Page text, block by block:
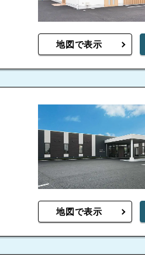
地図で表示
地図で表示